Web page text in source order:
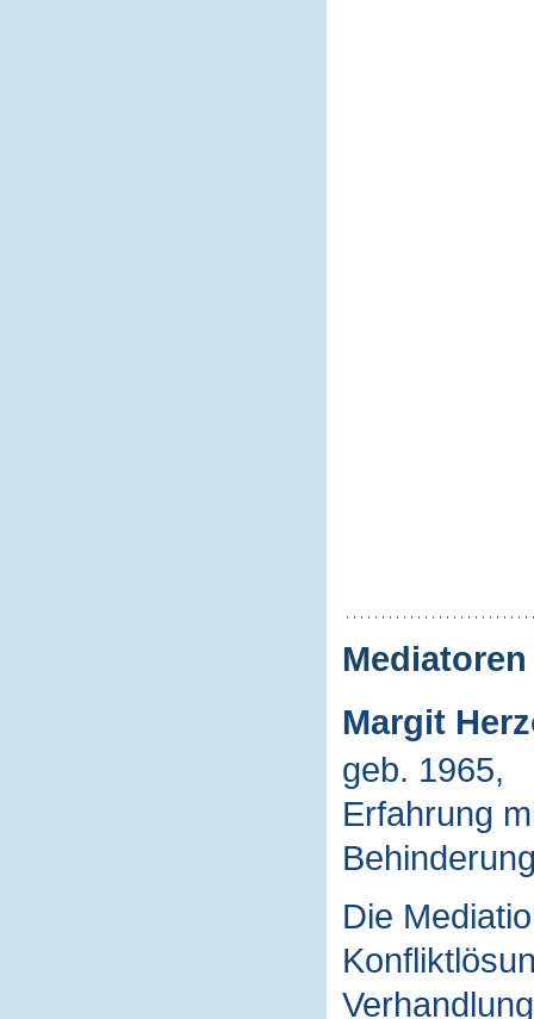
Mediatoren
Margit
geb. 1965,
Erfahrung
Die